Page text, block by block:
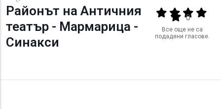
Районът на Античния
театър - Мармарица -
Синакси
Output format
(star)(star)(star)
(star)
0
Все още не са
подадени гласове.